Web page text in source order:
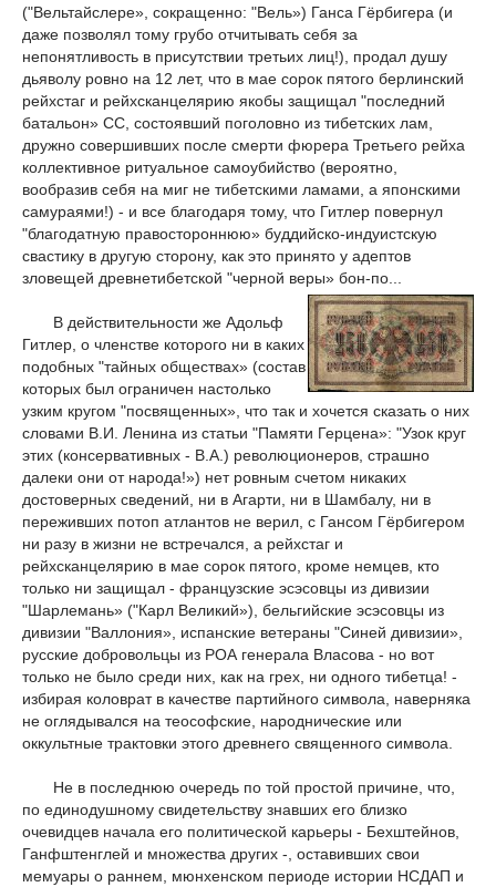
("Вельтайслере», сокращенно: "Вель») Ганса Гёрбигера (и
даже позволял тому грубо отчитывать себя за
непонятливость в присутствии третьих лиц!), продал душу
дьяволу ровно на 12 лет, что в мае сорок пятого берлинский
рейхстаг и рейхсканцелярию якобы защищал "последний
батальон» СС, состоявший поголовно из тибетских лам,
дружно совершивших после смерти фюрера Третьего рейха
коллективное ритуальное самоубийство (вероятно,
вообразив себя на миг не тибетскими ламами, а японскими
самураями!) - и все благодаря тому, что Гитлер повернул
"благодатную правостороннюю» буддийско-индуистскую
свастику в другую сторону, как это принято у адептов
зловещей древнетибетской "черной веры» бон-по...
В действительности же Адольф
Гитлер, о членстве которого ни в каких
подобных "тайных обществах» (состав
которых был ограничен настолько
узким кругом "посвященных», что так и хочется сказать о них
словами В.И. Ленина из статьи "Памяти Герцена»: "Узок круг
этих (консервативных - В.А.) революционеров, страшно
далеки они от народа!») нет ровным счетом никаких
достоверных сведений, ни в Агарти, ни в Шамбалу, ни в
переживших потоп атлантов не верил, с Гансом Гёрбигером
ни разу в жизни не встречался, а рейхстаг и
рейхсканцелярию в мае сорок пятого, кроме немцев, кто
только ни защищал - французские эсэсовцы из дивизии
"Шарлемань» ("Карл Великий»), бельгийские эсэсовцы из
дивизии "Валлония», испанские ветераны "Синей дивизии»,
русские добровольцы из РОА генерала Власова - но вот
только не было среди них, как на грех, ни одного тибетца! -
избирая коловрат в качестве партийного символа, наверняка
не оглядывался на теософские, народнические или
оккультные трактовки этого древнего священного символа.
Не в последнюю очередь по той простой причине, что,
по единодушному свидетельству знавших его близко
очевидцев начала его политической карьеры - Бехштейнов,
Ганфштенглей и множества других -, оставивших свои
мемуары о раннем, мюнхенском периоде истории НСДАП и